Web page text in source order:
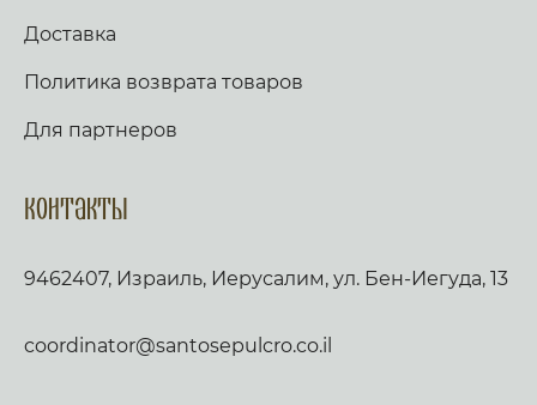
Доставка
Политика возврата товаров
Для партнеров
Контакты
9462407, Израиль, Иерусалим, ул. Бен-Иегуда, 13
coordinator@santosepulcro.co.il